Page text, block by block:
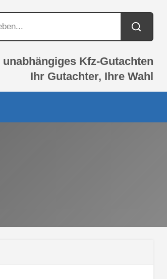
unabhängiges Kfz-Gutachten
Ihr Gutachter, Ihre Wahl